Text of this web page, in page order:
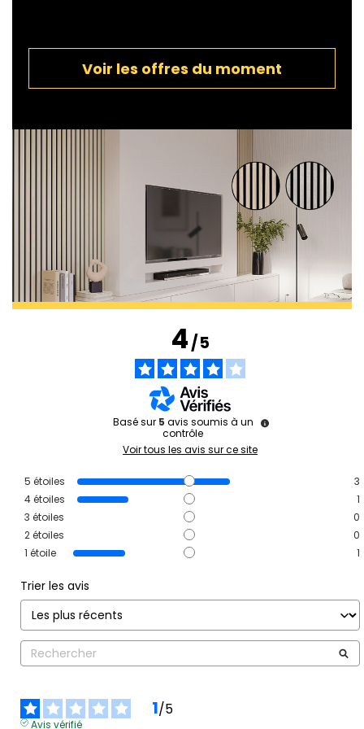
Voir les offres du moment
4/5
Basé sur 5 avis soumis à un
contrôle
Voir tous les avis sur ce site
5 étoiles
3
4étoiles
1
3 étoiles
0
2étoiles
0
1 étoile 1
Trier les avis
1/5
Avis vérifié